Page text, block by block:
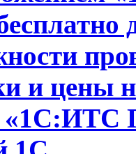
и цены
«1С:ИТС